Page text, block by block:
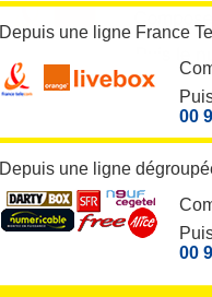
Depuis une ligne France
00
Depuis une ligne
00